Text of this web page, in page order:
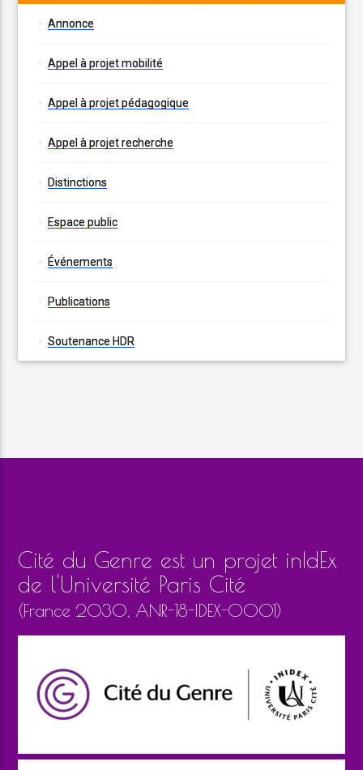
Annonce
Appel à projet mobilité
Appel à projet pédagogique
Appel à projet recherche
Distinctions
Espace public
Événements
Publications
Soutenance HDR
Cité du Genre est un projet inIdEx
de l'Université Paris Cité
(France 2030, ANR-18-IDEX-0001)